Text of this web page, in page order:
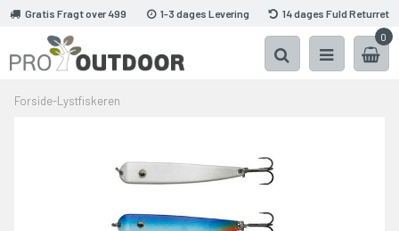
Gratis Fragt over 499 1-3 dages Levering
14 dages Fuld Returret
0
Forside-Lystfiskeren